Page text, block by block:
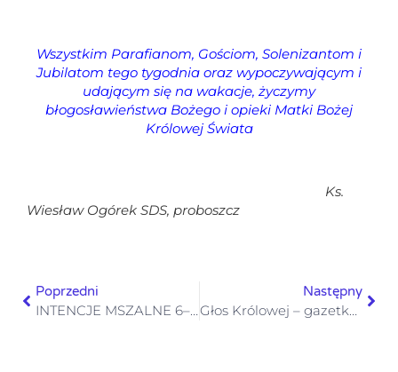
Wszystkim Parafianom, Gościom, Solenizantom i
Jubilatom tego tygodnia oraz wypoczywającym i
udającym się na wakacje, życzymy
błogosławieństwa Bożego i opieki Matki Bożej
Królowej Świata
Ks.
Wiesław Ogórek SDS, proboszcz
Poprzedni Następny